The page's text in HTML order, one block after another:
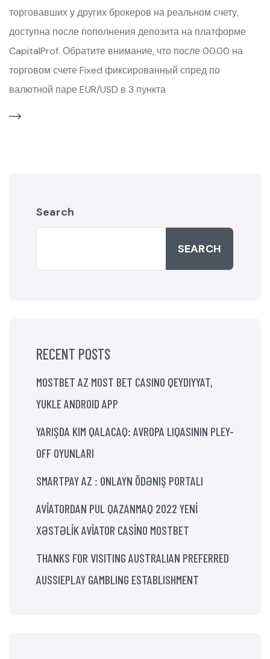
торговавших у других брокеров на реальном счету,
доступна после пополнения депозита на платформе
CapitalProf. Обратите внимание, что после 00.00 на
торговом счете Fixed фиксированный спред по
валютной паре EUR/USD в 3 пункта
Search
SEARCH
RECENT POSTS
MOSTBET AZ MOST BET CASINO QEYDIYYAT,
YUKLE ANDROID APP
YARIŞDA KIM QALACAQ: AVROPA LIQASININ PLEY-
OFF OYUNLARI
SMARTPAY AZ : ONLAYN ÖDƏNIŞ PORTALI
AVİATORDAN PUL QAZANMAQ 2022 YENİ
XƏSTƏLİK AVİATOR CASİNO MOSTBET
THANKS FOR VISITING AUSTRALIAN PREFERRED
AUSSIEPLAY GAMBLING ESTABLISHMENT